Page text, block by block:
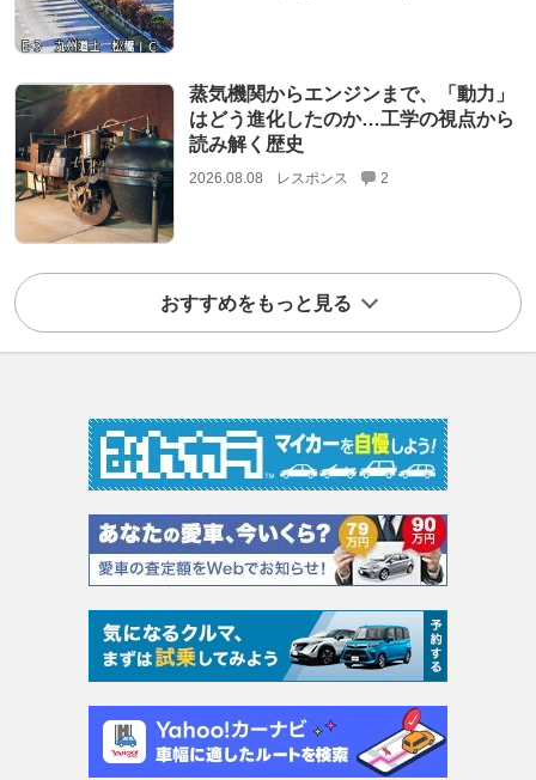
蒸気機関からエンジンまで、「動力」
はどう進化したのか…工学の視点から
読み解く歴史
2026.08.08 レスポンス 2
おすすめをもっと見る